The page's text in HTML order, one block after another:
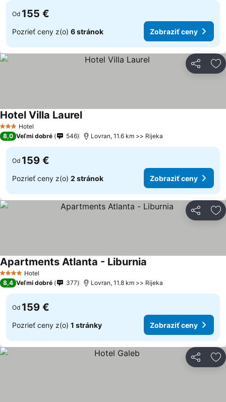
Od 155 €
Pozrieť ceny z(o) 6 stránok Zobraziť ceny
Zdieľať
3 Počet hviezdičiek
Hotel
Hotel Villa LaurelZobraziť ceny
8,0 Veľmi dobré 546 Lovran, 11.6 km >> Rijeka
Od 159 €
Pozrieť ceny z(o) 2 stránok Zobraziť ceny
Zdieľať
4 Počet hviezdičiek
Hotel
Apartments Atlanta - Liburnia
8,4 Veľmi dobré 377 Lovran, 11.8 km >> Rijeka
Od 159 €
Pozrieť ceny z(o) 1 stránky Zobraziť ceny
Zdieľať